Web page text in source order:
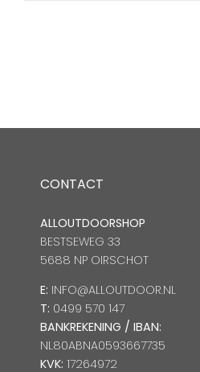
CONTACT
ALLOUTDOORSHOP
BESTSEWEG 33
5688 NP OIRSCHOT
E: INFO@ALLOUTDOOR.NL
T: 0499 570 147
BANKREKENING / IBAN:
NL80ABNA0593667735
KVK: 17264972